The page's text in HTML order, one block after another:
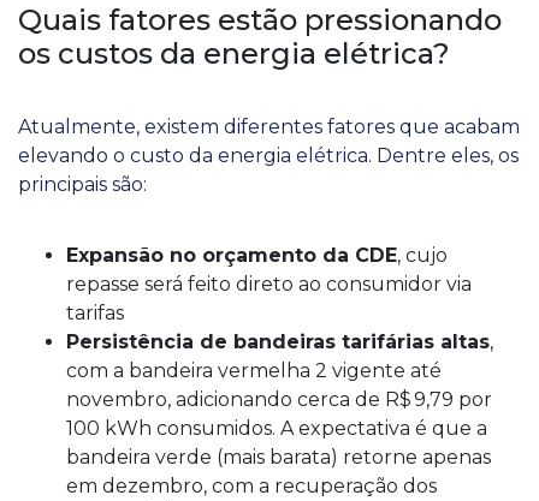
Quais fatores estão pressionando
os custos da energia elétrica?
Atualmente, existem diferentes fatores que acabam
elevando o custo da energia elétrica. Dentre eles, os
principais são:
Expansão no orçamento da CDE, cujo
repasse será feito direto ao consumidor via
tarifas
Persistência de bandeiras tarifárias altas,
com a bandeira vermelha 2 vigente até
novembro, adicionando cerca de R$ 9,79 por
100 kWh consumidos. A expectativa é que a
bandeira verde (mais barata) retorne apenas
em dezembro, com a recuperação dos